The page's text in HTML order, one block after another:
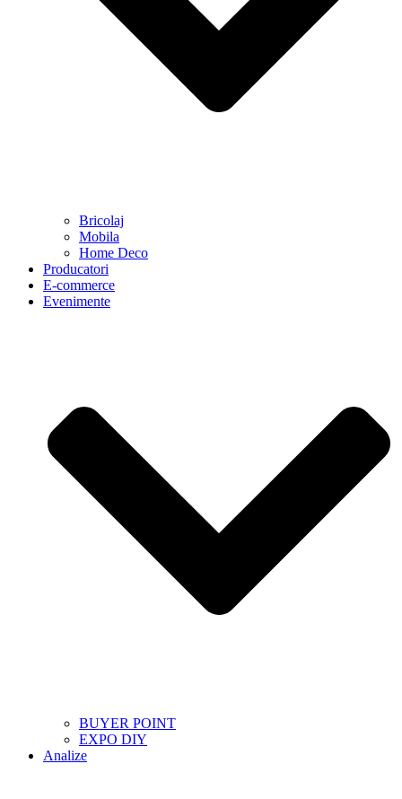
Bricolaj
Mobila
Home Deco
Producatori
E-commerce
Evenimente
BUYER POINT
EXPO DIY
Analize